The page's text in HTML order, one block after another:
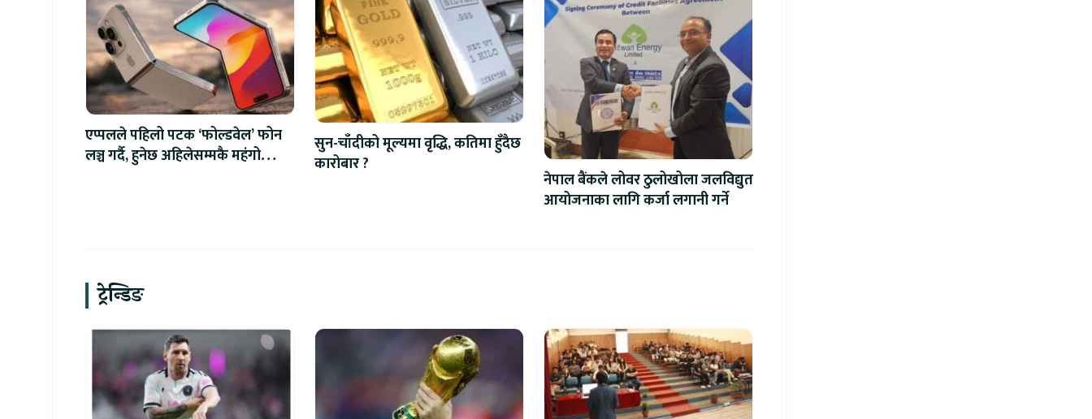
एप्पलले पहिलो पटक ‘फोल्डवेल’ फोन
लञ्च गर्दै, हुनेछ अहिलेसम्मकै महंगो
सुन-चाँदीको मूल्यमा वृद्धि, कतिमा हुँदैछ
कारोबार ?
नेपाल बैंकले लोवर ठुलोखोला जलविद्युत
आयोजनाका लागि कर्जा लगानी गर्ने
ट्रेन्डिङ